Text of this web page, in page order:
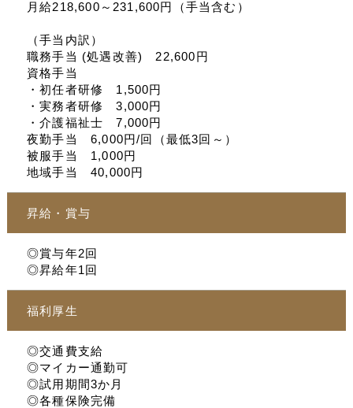
月給218,600～231,600円（手当含む）
（手当内訳）
職務手当 (処遇改善) 22,600円
資格手当
・初任者研修 1,500円
・実務者研修 3,000円
・介護福祉士 7,000円
夜勤手当 6,000円/回（最低3回～）
被服手当 1,000円
地域手当 40,000円
昇給・賞与
◎賞与年2回
◎昇給年1回
福利厚生
◎交通費支給
◎マイカー通勤可
◎試用期間3か月
◎各種保険完備